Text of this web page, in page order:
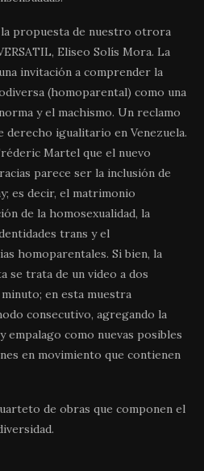
propuesta de nuestro otrora
Eliseo Solís Mora. La
invitación a comprender la
(homoparental) como una
y el machismo. Un reclamo
derecho igualitario en Venezuela.
Martel que el nuevo
parece ser la inclusión de
es decir, el matrimonio
de la homosexualidad, la
trans y el
homoparentales. Si bien, la
se trata de un video a dos
minuto; en esta muestra
consecutivo, agregando la
empalago como nuevas posibles
en movimiento que contienen
de obras que componen el